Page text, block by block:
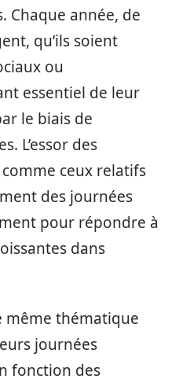
Chaque année, de
qu’ils soient
ou
essentiel de leur
le biais de
L’essor des
ceux relatifs
des journées
pour répondre à
dans
même thématique
journées
fonction des